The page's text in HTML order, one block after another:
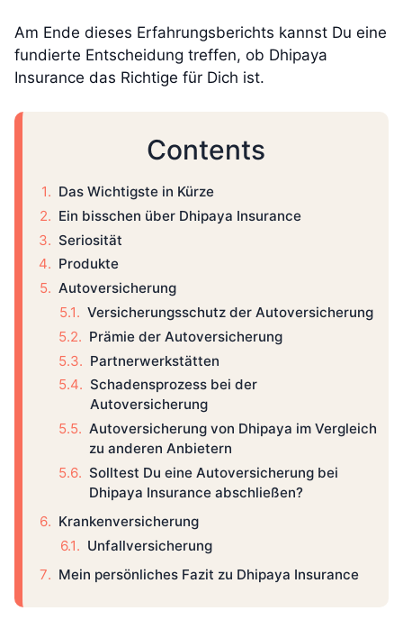
Am Ende dieses Erfahrungsberichts kannst Du eine
fundierte Entscheidung treffen, ob Dhipaya
Insurance das Richtige für Dich ist.
Contents
Das Wichtigste in Kürze
Ein bisschen über Dhipaya Insurance
Seriosität
Produkte
Autoversicherung
Versicherungsschutz der Autoversicherung
Prämie der Autoversicherung
Partnerwerkstätten
Schadensprozess bei der
Autoversicherung
Autoversicherung von Dhipaya im Vergleich
zu anderen Anbietern
Solltest Du eine Autoversicherung bei
Dhipaya Insurance abschließen?
Krankenversicherung
Unfallversicherung
Mein persönliches Fazit zu Dhipaya Insurance